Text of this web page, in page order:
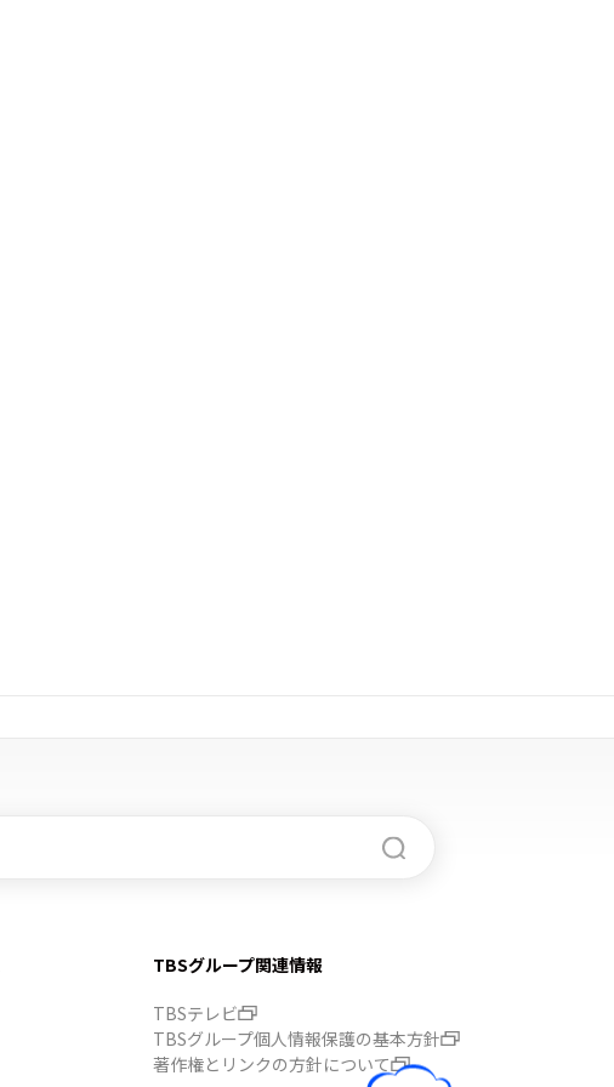
TBSグループ関連情報
TBSテレビ
TBSグループ個人情報保護の基本方針
著作権とリンクの方針について